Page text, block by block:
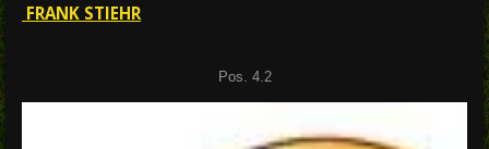
FRANK STIEHR
Pos. 4.2